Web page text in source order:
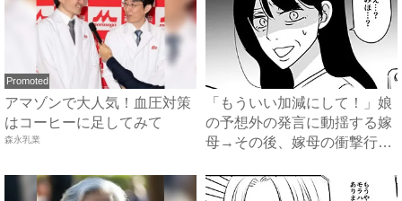
Promoted
アマゾンで大人気！血圧対策
はコーヒーに足してみて
森永乳業
「もういい加減にして！」娘
の予想外の発言に動揺する嫁
母→その後、嫁母の衝撃行動